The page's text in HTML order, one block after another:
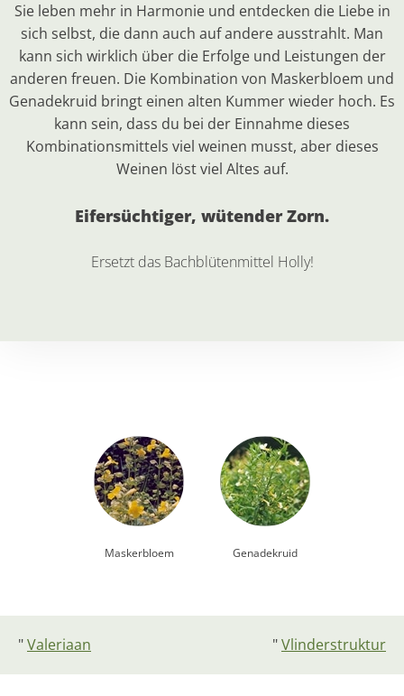
Sie leben mehr in Harmonie und entdecken die Liebe in
sich selbst, die dann auch auf andere ausstrahlt. Man
kann sich wirklich über die Erfolge und Leistungen der
anderen freuen. Die Kombination von Maskerbloem und
Genadekruid bringt einen alten Kummer wieder hoch. Es
kann sein, dass du bei der Einnahme dieses
Kombinationsmittels viel weinen musst, aber dieses
Weinen löst viel Altes auf.
Eifersüchtiger, wütender Zorn.
Ersetzt das Bachblütenmittel Holly!
Maskerbloem Genadekruid
"Valeriaan "Vlinderstruktur